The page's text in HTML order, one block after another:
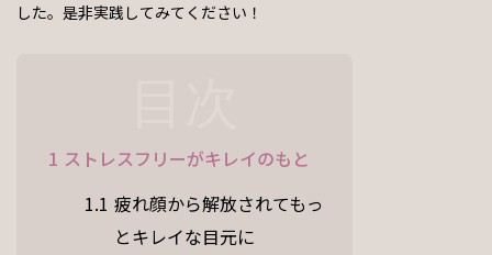
した。是非実践してみてください！
1 ストレスフリーがキレイのもと
1.1 疲れ顔から解放されてもっ
とキレイな目元に